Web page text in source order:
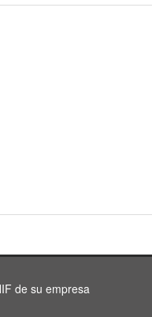
de su empresa